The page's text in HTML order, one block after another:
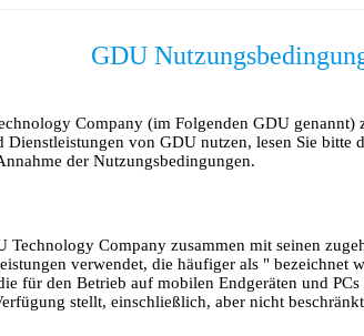
GDU
Company (im Folgenden GDU
von GDU nutzen, lesen Sie
der Nutzungsbedingungen.
Company zusammen mit seinen
verwendet, die häufiger als " bezeichnet
für den Betrieb auf mobilen Endgeräten und
stellt, einschließlich, aber nicht